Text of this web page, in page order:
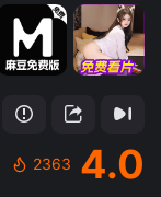
2363 4.0